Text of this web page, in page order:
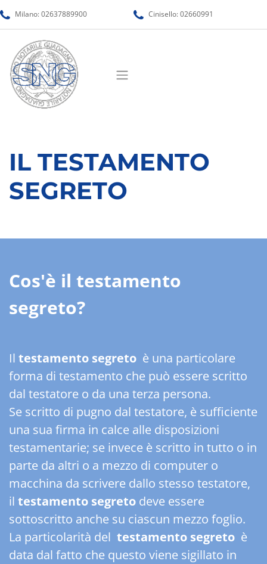
Milano:02637889900 Cinisello:02660991
IL TESTAMENTO
SEGRETO
Cos'è il testamento
segreto?
Il testamento segreto è una particolare
forma di testamento che può essere scritto
dal testatore o da una terza persona.
Se scritto di pugno dal testatore, è sufficiente
una sua firma in calce alle disposizioni
testamentarie; se invece è scritto in tutto o in
parte da altri o a mezzo di computer o
macchina da scrivere dallo stesso testatore,
il testamento segreto deve essere
sottoscritto anche su ciascun mezzo foglio.
La particolarità del testamento segreto è
data dal fatto che questo viene sigillato in